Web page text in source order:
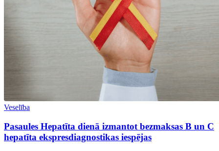
Veselība
Pasaules Hepatīta dienā izmantot bezmaksas B un C
hepatīta ekspresdiagnostikas iespējas